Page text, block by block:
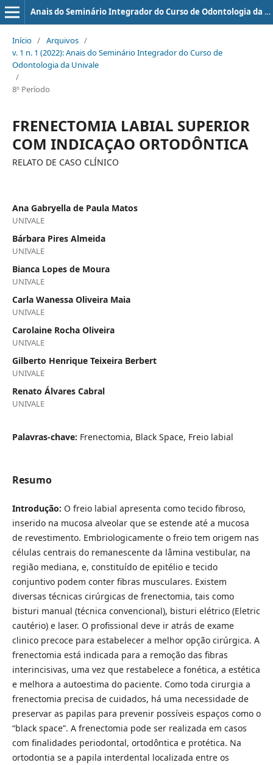
Anais do Seminário Integrador do Curso de Odontologia da UNIVALE
Início / Arquivos /
v. 1 n. 1 (2022): Anais do Seminário Integrador do Curso de
Odontologia da Univale
/
8º Período
FRENECTOMIA LABIAL SUPERIOR
COM INDICAÇAO ORTODÔNTICA
RELATO DE CASO CLÍNICO
Ana Gabryella de Paula Matos
UNIVALE
Bárbara Pires Almeida
UNIVALE
Bianca Lopes de Moura
UNIVALE
Carla Wanessa Oliveira Maia
UNIVALE
Carolaine Rocha Oliveira
UNIVALE
Gilberto Henrique Teixeira Berbert
UNIVALE
Renato Álvares Cabral
UNIVALE
Palavras-chave: Frenectomia, Black Space, Freio labial
Resumo
Introdução: O freio labial apresenta como tecido fibroso,
inserido na mucosa alveolar que se estende até a mucosa
de revestimento. Embriologicamente o freio tem origem nas
células centrais do remanescente da lâmina vestibular, na
região mediana, e, constituído de epitélio e tecido
conjuntivo podem conter fibras musculares. Existem
diversas técnicas cirúrgicas de frenectomia, tais como
bisturi manual (técnica convencional), bisturi elétrico (Eletric
cautério) e laser. O profissional deve ir atrás de exame
clinico precoce para estabelecer a melhor opção cirúrgica. A
frenectomia está indicada para a remoção das fibras
interincisivas, uma vez que restabelece a fonética, a estética
e melhora a autoestima do paciente. Como toda cirurgia a
frenectomia precisa de cuidados, há uma necessidade de
preservar as papilas para prevenir possíveis espaços como o
“black space”. A frenectomia pode ser realizada em casos
com finalidades periodontal, ortodôntica e protética. Na
ortodontia se a papila interdental localizada entre os